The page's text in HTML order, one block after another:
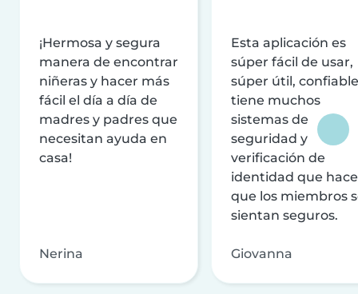
¡Hermosa y segura
manera de encontrar
niñeras y hacer más
fácil el día a día de
madres y padres que
necesitan ayuda en
casa!
Nerina
Esta aplicación es
súper fácil de usar,
súper útil,
tiene muchos
sistemas de
seguridad y
verificación de
identidad que
que los miembros
sientan seguros.
Giovanna